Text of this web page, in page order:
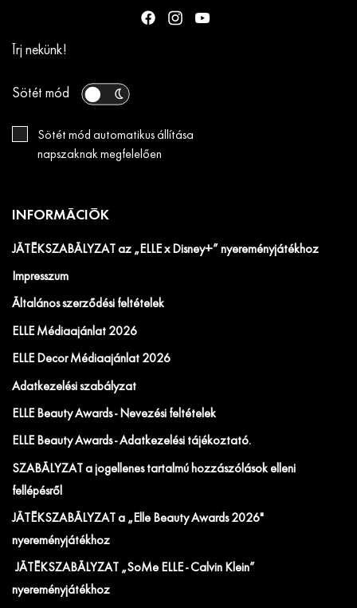
Írj nekünk!
Sötét mód
Sötét mód automatikus állítása
napszaknak megfelelően
INFORMÁCIÓK
JÁTÉKSZABÁLYZAT az „ELLE x Disney+” nyereményjátékhoz
Impresszum
Általános szerződési feltételek
ELLE Médiaajánlat 2026
ELLE Decor Médiaajánlat 2026
Adatkezelési szabályzat
ELLE Beauty Awards - Nevezési feltételek
ELLE Beauty Awards - Adatkezelési tájékoztató.
SZABÁLYZAT a jogellenes tartalmú hozzászólások elleni
fellépésről
JÁTÉKSZABÁLYZAT a „Elle Beauty Awards 2026"
nyereményjátékhoz
JÁTÉKSZABÁLYZAT „SoMe ELLE - Calvin Klein”
nyereményjátékhoz